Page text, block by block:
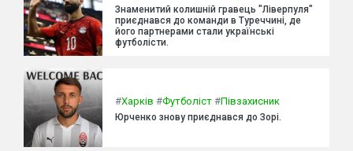
Знаменитий колишній гравець "Ліверпуля"
приєднався до команди в Туреччині, де
його партнерами стали українські
футболісти.
#Харків #Футболіст #Півзахисник
Юрченко знову приєднався до Зорі.